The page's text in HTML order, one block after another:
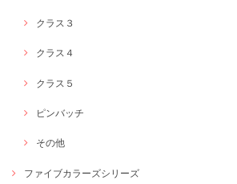
クラス３
クラス４
クラス５
ピンバッチ
その他
ファイブカラーズシリーズ